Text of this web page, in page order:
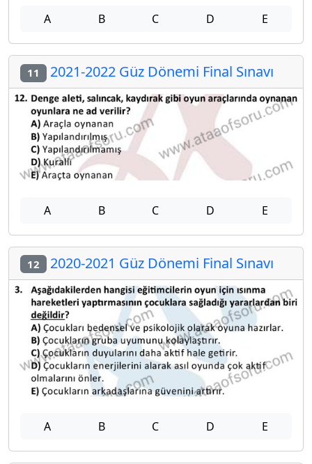
A B C D E
11 2021-2022 Güz Dönemi Final Sınavı
A B C D E
12 2020-2021 Güz Dönemi Final Sınavı
A B C D E